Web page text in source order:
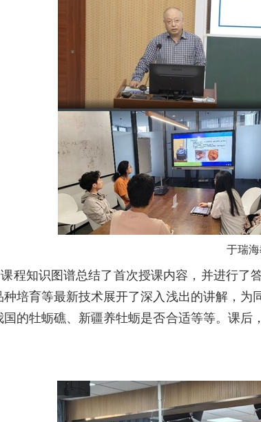
于瑞
知识图谱总结了首次授课内容，并进行了
培育等最新技术展开了深入浅出的讲解，
的牡蛎礁、新疆养牡蛎是否合适等等。课